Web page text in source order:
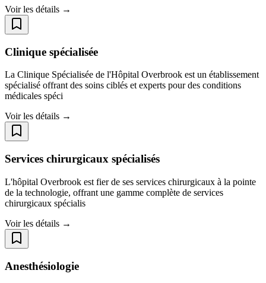
Voir les détails →
Clinique spécialisée
La Clinique Spécialisée de l'Hôpital Overbrook est un établissement
spécialisé offrant des soins ciblés et experts pour des conditions
médicales spéci
Voir les détails →
Services chirurgicaux spécialisés
L'hôpital Overbrook est fier de ses services chirurgicaux à la pointe
de la technologie, offrant une gamme complète de services
chirurgicaux spécialis
Voir les détails →
Anesthésiologie